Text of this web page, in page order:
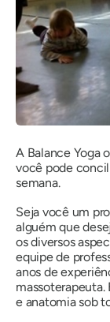
A Balance Yoga
você pode
semana.
Seja você um
alguém que
os diversos
equipe de
anos de
massoterapeuta.
e anatomia sob